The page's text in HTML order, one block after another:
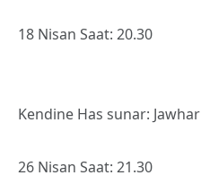
18 Nisan Saat: 20.30
Kendine Has sunar: Jawhar
26 Nisan Saat: 21.30